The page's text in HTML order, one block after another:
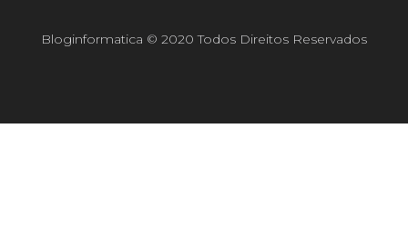
Bloginformatica © 2020 Todos Direitos Reservados